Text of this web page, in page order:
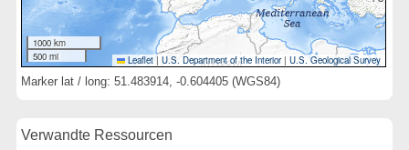
1000 km
500 mi
Leaflet | U.S. Department of the Interior|U.S. Geological Survey
Marker lat / long: 51.483914, -0.604405 (WGS84)
Verwandte Ressourcen